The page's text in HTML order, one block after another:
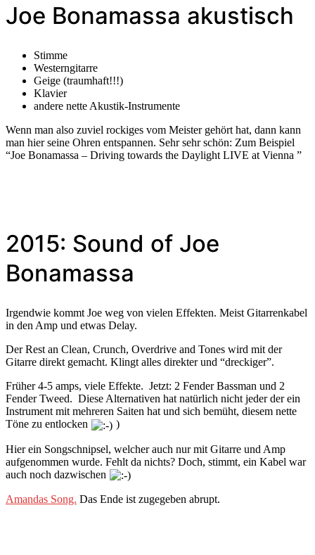
Joe Bonamassa akustisch
Stimme
Westerngitarre
Geige (traumhaft!!!)
Klavier
andere nette Akustik-Instrumente
Wenn man also zuviel rockiges vom Meister gehört hat, dann kann
man hier seine Ohren entspannen. Sehr sehr schön: Zum Beispiel
“Joe Bonamassa – Driving towards the Daylight LIVE at Vienna ”
2015: Sound of Joe
Bonamassa
Irgendwie kommt Joe weg von vielen Effekten. Meist Gitarrenkabel
in den Amp und etwas Delay.
Der Rest an Clean, Crunch, Overdrive and Tones wird mit der
Gitarre direkt gemacht. Klingt alles direkter und “dreckiger”.
Früher 4-5 amps, viele Effekte. Jetzt: 2 Fender Bassman und 2
Fender Tweed. Diese Alternativen hat natürlich nicht jeder der ein
Instrument mit mehreren Saiten hat und sich bemüht, diesem nette
Töne zu entlocken
)
Hier ein Songschnipsel, welcher auch nur mit Gitarre und Amp
aufgenommen wurde. Fehlt da nichts? Doch, stimmt, ein Kabel war
auch noch dazwischen
Amandas Song. Das Ende ist zugegeben abrupt.